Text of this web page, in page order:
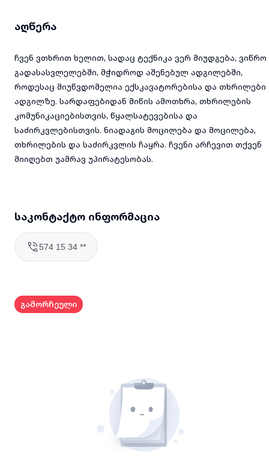
აღწერა
ჩვენ ვთხრით ხელით, სადაც ტექნიკა ვერ მიუდგება, ვიწრო
გადასასვლელებში, მჭიდროდ აშენებულ ადგილებში,
როდესაც მიუწვდომელია ექსკავატორებისა და თხრილები
ადგილზე. სარდაფებიდან მიწის ამოთხრა, თხრილების
კომუნიკაციებისთვის, წყალსატევებისა და
საძირკვლებისთვის. ნიადაგის მოცილება და მოცილება,
თხრილების და საძირკვლის ჩაყრა. ჩვენი არჩევით თქვენ
მიიღებთ უამრავ უპირატესობას.
საკონტაქტო ინფორმაცია
574 15 34 **
გამორჩეული